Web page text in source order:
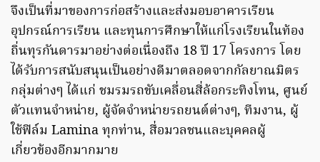
จึงเป็นที่มาของการก่อสร้างและส่งมอบอาคารเรียน
อุปกรณ์การเรียน และทุนการศึกษาให้แก่โรงเรียนในท้อง
ถิ่นทุรกันดารมาอย่างต่อเนื่องถึง 18 ปี 17 โครงการ โดย
ได้รับการสนับสนุนเป็นอย่างดีมาตลอดจากกัลยาณมิตร
กลุ่มต่างๆ ได้แก่ ชมรมรถขับเคลื่อนสี่ล้อกระทิงโทน, ศูนย์
ตัวแทนจำหน่าย, ผู้จัดจำหน่ายรถยนต์ต่างๆ, ทีมงาน, ผู้
ใช้ฟิล์ม Lamina ทุกท่าน, สื่อมวลชนและบุคคลผู้
เกี่ยวข้องอีกมากมาย